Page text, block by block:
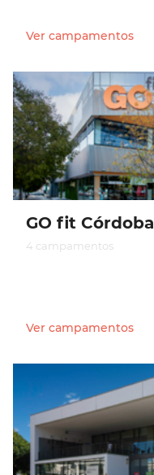
Ver campamentos
GO fit Córdoba
4 campamentos
Ver campamentos